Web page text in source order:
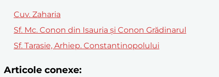
Cuv. Zaharia
Sf. Mc. Conon din Isauria și Conon Grădinarul
Sf. Tarasie, Arhiep. Constantinopolului
Articole conexe: